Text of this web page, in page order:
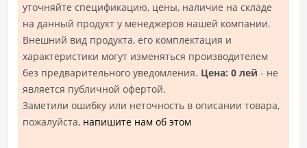
уточняйте спецификацию, цены, наличие на складе
на данный продукт у менеджеров нашей компании.
Внешний вид продукта, его комплектация и
характеристики могут изменяться производителем
без предварительного уведомления. Цена: 0 лей - не
является публичной офертой.
Заметили ошибку или неточность в описании товара,
пожалуйста, напишите нам об этом